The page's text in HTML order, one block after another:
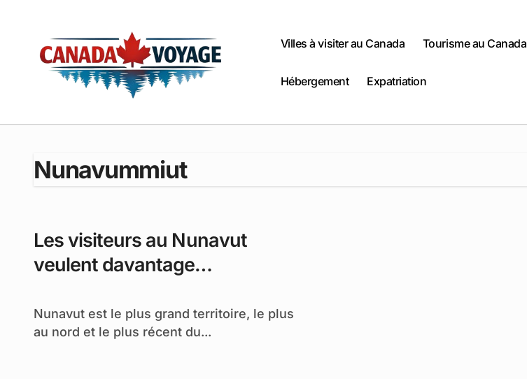
Villes à visiter au Canada Tourisme au Canada
Hébergement Expatriation
Nunavummiut
Les visiteurs au Nunavut
veulent davantage
Nunavut est le plus grand territoire, le plus
au nord et le plus récent du...